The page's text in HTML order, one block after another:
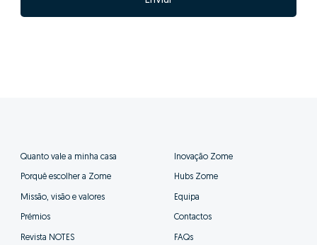
Quanto vale a minha casa
Porquê escolher a Zome
Missão, visão e valores
Prémios
Revista NOTES
Inovação Zome
Hubs Zome
Equipa
Contactos
FAQs